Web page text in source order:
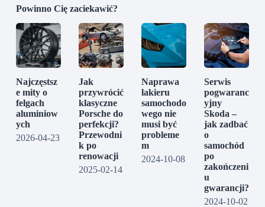
Powinno Cię zaciekawić?
Najczęstsz
e mity o
felgach
aluminiow
ych
2026-04-23
Jak
przywrócić
klasyczne
Porsche do
perfekcji?
Przewodni
k po
renowacji
2025-02-14
Naprawa
lakieru
samochodo
wego nie
musi być
probleme
m
2024-10-08
Serwis
pogwaranc
yjny
Skoda –
jak zadbać
o
samochód
po
zakończeni
u
gwarancji?
2024-10-02